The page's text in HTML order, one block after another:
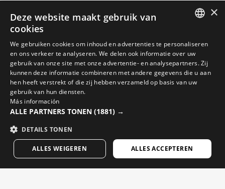
Juridische kennisgeving Cookies Voorwaarden AI in beeldmateriaal
Sitemap
© 2026 Siroko
ENGLISH
GREEK
FRENCH
DUTCH
×
Deze website maakt gebruik van
cookies
We gebruiken cookies om inhoud en advertenties te personaliseren
en ons verkeer te analyseren. We delen ook informatie over uw
gebruik van onze site met onze advertentie- en analysepartners. Zij
kunnen deze informatie combineren met andere gegevens die u aan
hen heeft verstrekt of die zij hebben verzameld op basis van uw
gebruik van hun diensten.
Más información
ALLE PARTNERS TONEN (1881) →
DETAILS TONEN
ALLES ACCEPTEREN
ALLES WEIGEREN